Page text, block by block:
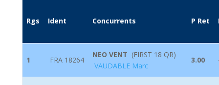
Rgs Ident Concurrents P Ret
1 FRA 18264
NEO VENT (FIRST 18 QR)
VAUDABLE Marc
3.00